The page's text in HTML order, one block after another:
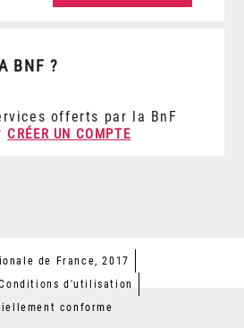
BNF ?
offerts par la BnF
CRÉER UN COMPTE
de France, 2017
d'utilisation
conforme